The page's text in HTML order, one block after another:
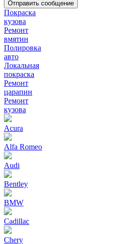
Покраска
кузова
Ремонт
вмятин
Полировка
авто
Локальная
покраска
Ремонт
царапин
Ремонт
кузова
Acura
Alfa Romeo
Audi
Bentley
BMW
Cadillac
Chery